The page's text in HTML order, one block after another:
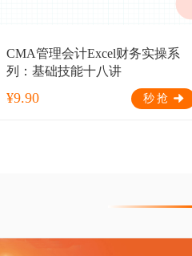
CMA管理会计Excel财务实操系
列：基础技能十八讲
¥9.90 秒抢